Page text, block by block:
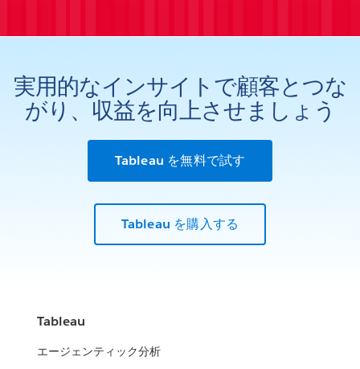
実用的なインサイトで顧客とつな
がり、収益を向上させましょう
Tableau を無料で試す
Tableau を購入する
Tableau
エージェンティック分析